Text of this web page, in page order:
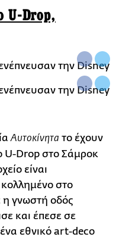
U-Drop,
Αυτοκίνητα το έχουν
U-Drop στο Σάμροκ
είναι
στο
γνωστή οδός
και έπεσε σε
εθνικό art-deco